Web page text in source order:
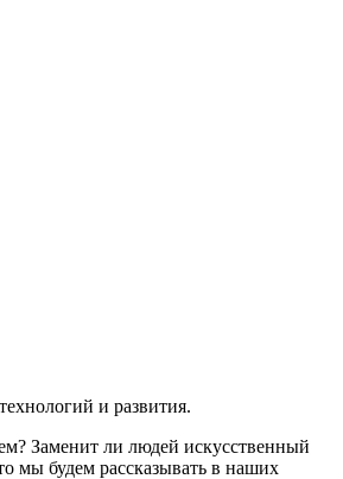
и развития.
Заменит ли людей искусственный
мы будем рассказывать в наших